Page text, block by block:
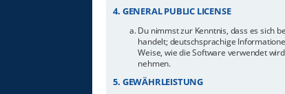
4. GENERAL PUBLIC LICENSE
Du nimmst zur Kenntnis, dass es sich
handelt; deutschsprachige
Weise, wie die Software verwendet
nehmen.
5. GEWÄHRLEISTUNG